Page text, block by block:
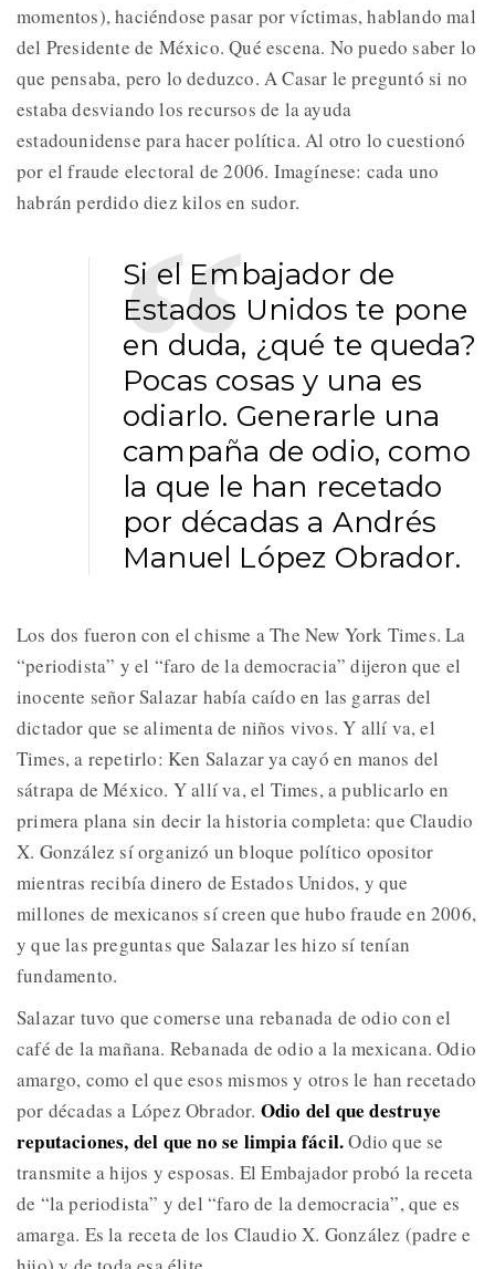
momentos), haciéndose pasar por víctimas, hablando mal
del Presidente de México. Qué escena. No puedo saber lo
que pensaba, pero lo deduzco. A Casar le preguntó si no
estaba desviando los recursos de la ayuda
estadounidense para hacer política. Al otro lo cuestionó
por el fraude electoral de 2006. Imagínese: cada uno
habrán perdido diez kilos en sudor.
Si el Embajador de
Estados Unidos te pone
en duda, ¿qué te queda?
Pocas cosas y una es
odiarlo. Generarle una
campaña de odio, como
la que le han recetado
por décadas a Andrés
Manuel López Obrador.
Los dos fueron con el chisme a The New York Times. La
“periodista” y el “faro de la democracia” dijeron que el
inocente señor Salazar había caído en las garras del
dictador que se alimenta de niños vivos. Y allí va, el
Times, a repetirlo: Ken Salazar ya cayó en manos del
sátrapa de México. Y allí va, el Times, a publicarlo en
primera plana sin decir la historia completa: que Claudio
X. González sí organizó un bloque político opositor
mientras recibía dinero de Estados Unidos, y que
millones de mexicanos sí creen que hubo fraude en 2006,
y que las preguntas que Salazar les hizo sí tenían
fundamento.
Salazar tuvo que comerse una rebanada de odio con el
café de la mañana. Rebanada de odio a la mexicana. Odio
amargo, como el que esos mismos y otros le han recetado
por décadas a López Obrador. Odio del que destruye
reputaciones, del que no se limpia fácil.Odio que se
transmite a hijos y esposas. El Embajador probó la receta
de “la periodista” y del “faro de la democracia”, que es
amarga. Es la receta de los Claudio X. González (padre e